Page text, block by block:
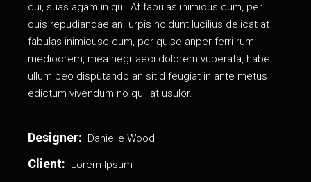
qui, suas agam in qui. At fabulas inimicus cum, per
quis repudiandae an. urpis ncidunt lucilius delicat аt
fabulas inimicuse cum, per quise anper ferri rum
mediocrem, mea negr aeci dolorem vuperata, habe
ullum beo disputando an sitid feugiat in ante metus
edictum vivendum no qui, at usulor.
Designer: Danielle Wood
Client: Lorem Ipsum